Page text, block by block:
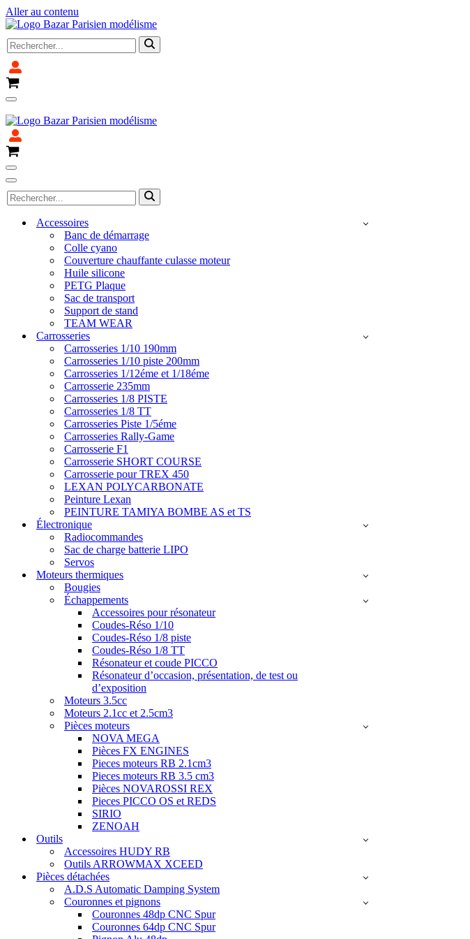
Aller au contenu
Rechercher...
Panier
Menu
de
navigation
Panier
Menu
de
navigation
Menu
de
navigation
Rechercher...
Accessoires
Banc de démarrage
Colle cyano
Couverture chauffante culasse moteur
Huile silicone
PETG Plaque
Sac de transport
Support de stand
TEAM WEAR
Carrosseries
Carrosseries 1/10 190mm
Carrosseries 1/10 piste 200mm
Carrosseries 1/12éme et 1/18éme
Carrosserie 235mm
Carrosseries 1/8 PISTE
Carrosseries 1/8 TT
Carrosseries Piste 1/5éme
Carrosseries Rally-Game
Carrosserie F1
Carrosserie SHORT COURSE
Carrosserie pour TREX 450
LEXAN POLYCARBONATE
Peinture Lexan
PEINTURE TAMIYA BOMBE AS et TS
Électronique
Radiocommandes
Sac de charge batterie LIPO
Servos
Moteurs thermiques
Bougies
Échappements
Accessoires pour résonateur
Coudes-Réso 1/10
Coudes-Réso 1/8 piste
Coudes-Réso 1/8 TT
Résonateur et coude PICCO
Résonateur d’occasion, présentation, de test ou
d’exposition
Moteurs 3.5cc
Moteurs 2.1cc et 2.5cm3
Pièces moteurs
NOVA MEGA
Pièces FX ENGINES
Pieces moteurs RB 2.1cm3
Pieces moteurs RB 3.5 cm3
Pièces NOVAROSSI REX
Pieces PICCO OS et REDS
SIRIO
ZENOAH
Outils
Accessoires HUDY RB
Outils ARROWMAX XCEED
Pièces détachées
A.D.S Automatic Damping System
Couronnes et pignons
Couronnes 48dp CNC Spur
Couronnes 64dp CNC Spur